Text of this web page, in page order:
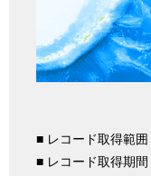
■ レコード取得範囲
■ レコード取得期間